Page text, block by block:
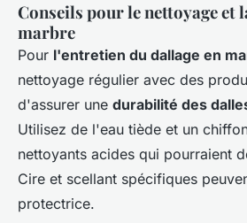
Conseils pour le nettoyage et
marbre
Pour l'entretien du dallage en
nettoyage régulier avec des
d'assurer une durabilité des
Utilisez de l'eau tiède et un
nettoyants acides qui pourraient
Cire et scellant spécifiques
protectrice.